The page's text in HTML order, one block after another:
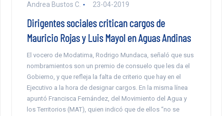
Andrea Bustos C. 23-04-2019
Dirigentes sociales critican cargos de
Mauricio Rojas y Luis Mayol en Aguas Andinas
El vocero de Modatima, Rodrigo Mundaca, señaló que sus
nombramientos son un premio de consuelo que les da el
Gobierno, y que refleja la falta de criterio que hay en el
Ejecutivo a la hora de designar cargos. En la misma línea
apuntó Francisca Fernández, del Movimiento del Agua y
los Territorios (MAT), quien indicó que de ellos “no se